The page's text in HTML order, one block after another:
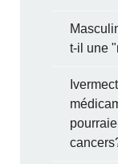
t-il une